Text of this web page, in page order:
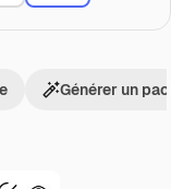
Générer un